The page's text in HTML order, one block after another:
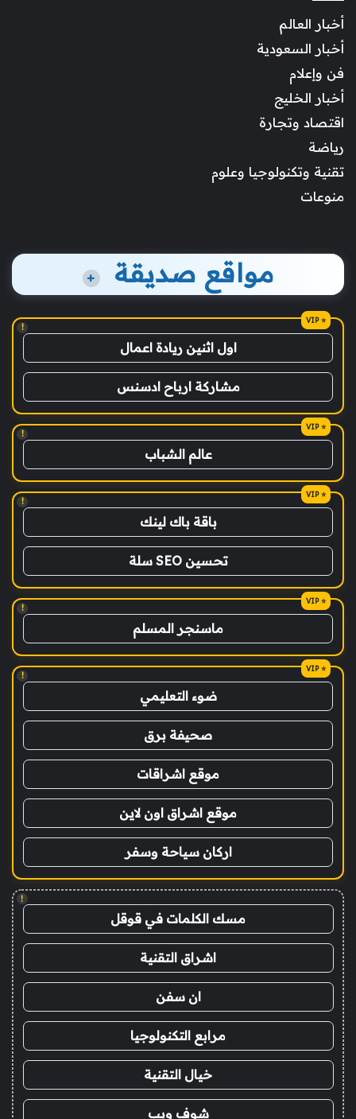
أخبار العالم
أخبار السعودية
فن وإعلام
أخبار الخليج
اقتصاد وتجارة
رياضة
تقنية وتكنولوجيا وعلوم
منوعات
مواقع صديقة +
!
اول اثنين ريادة اعمال
مشاركة ارباح ادسنس
!
عالم الشباب
!
باقة باك لينك
تحسين SEO سلة
!
ماسنجر المسلم
!
ضوء التعليمي
صحيفة برق
موقع اشراقات
موقع اشراق اون لاين
اركان سياحة وسفر
!
مسك الكلمات في قوقل
اشراق التقنية
ان سفن
مرابع التكنولوجيا
خيال التقنية
شوف ويب